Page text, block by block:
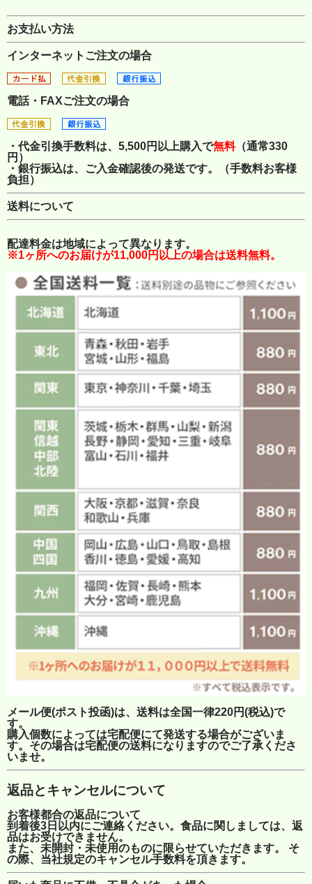
お支払い方法
インターネットご注文の場合
電話・FAXご注文の場合
・代金引換手数料は、5,500円以上購入で無料（通常330
円）
・銀行振込は、ご入金確認後の発送です。（手数料お客様
負担）
送料について
配達料金は地域によって異なります。
※1ヶ所へのお届けが11,000円以上の場合は送料無料。
メール便(ポスト投函)は、送料は全国一律220円(税込)で
す。
購入個数によっては宅配便にて発送する場合がございま
す。その場合は宅配便の送料になりますのでご了承くださ
いませ。
返品とキャンセルについて
お客様都合の返品について
到着後3日以内にご連絡ください。食品に関しましては、返
品はお受けできません。
また、未開封・未使用のものに限らせていただきます。 そ
の際、当社規定のキャンセル手数料を頂きます。